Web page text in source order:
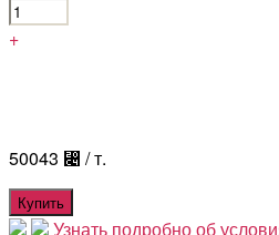
+
50043 ⃄ / т.
Купить
Узнать подробно об